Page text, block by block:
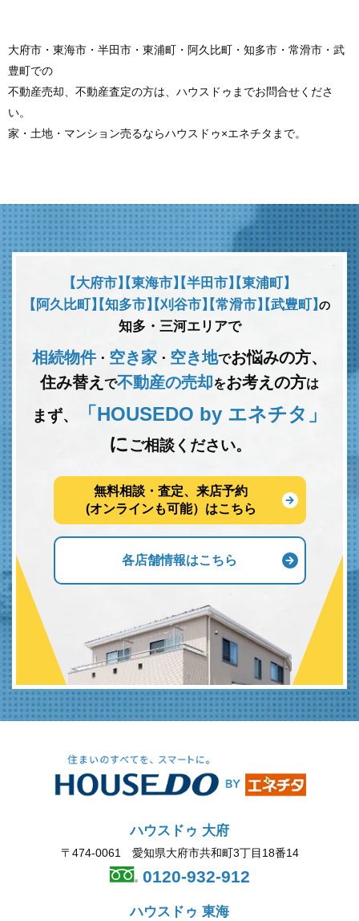
大府市・東海市・半田市・東浦町・阿久比町・知多市・常滑市・武
豊町での
不動産売却、不動産査定の方は、ハウスドゥまでお問合せくださ
い。
家・土地・マンション売るならハウスドゥ×エネチタまで。
【大府市】【東海市】【半田市】【東浦町】
【阿久比町】【知多市】【刈谷市】【常滑市】【武豊町】の
知多・三河エリアで
相続物件･ 空き家 ･ 空き地でお悩みの方、
住み替え で不動産の売却をお考えの方は
まず、
「HOUSEDO by エネチタ」
にご相談ください。
無料相談・査定、来店予約
(オンラインも可能）はこちら
各店舗情報はこちら
ハウスドゥ 大府
〒474-0061 愛知県大府市共和町3丁目18番14
0120-932-912
ハウスドゥ 東海